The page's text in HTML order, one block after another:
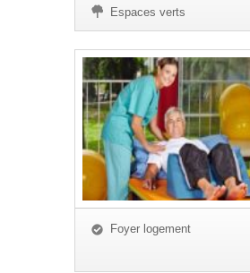
Espaces verts
Foyer logement